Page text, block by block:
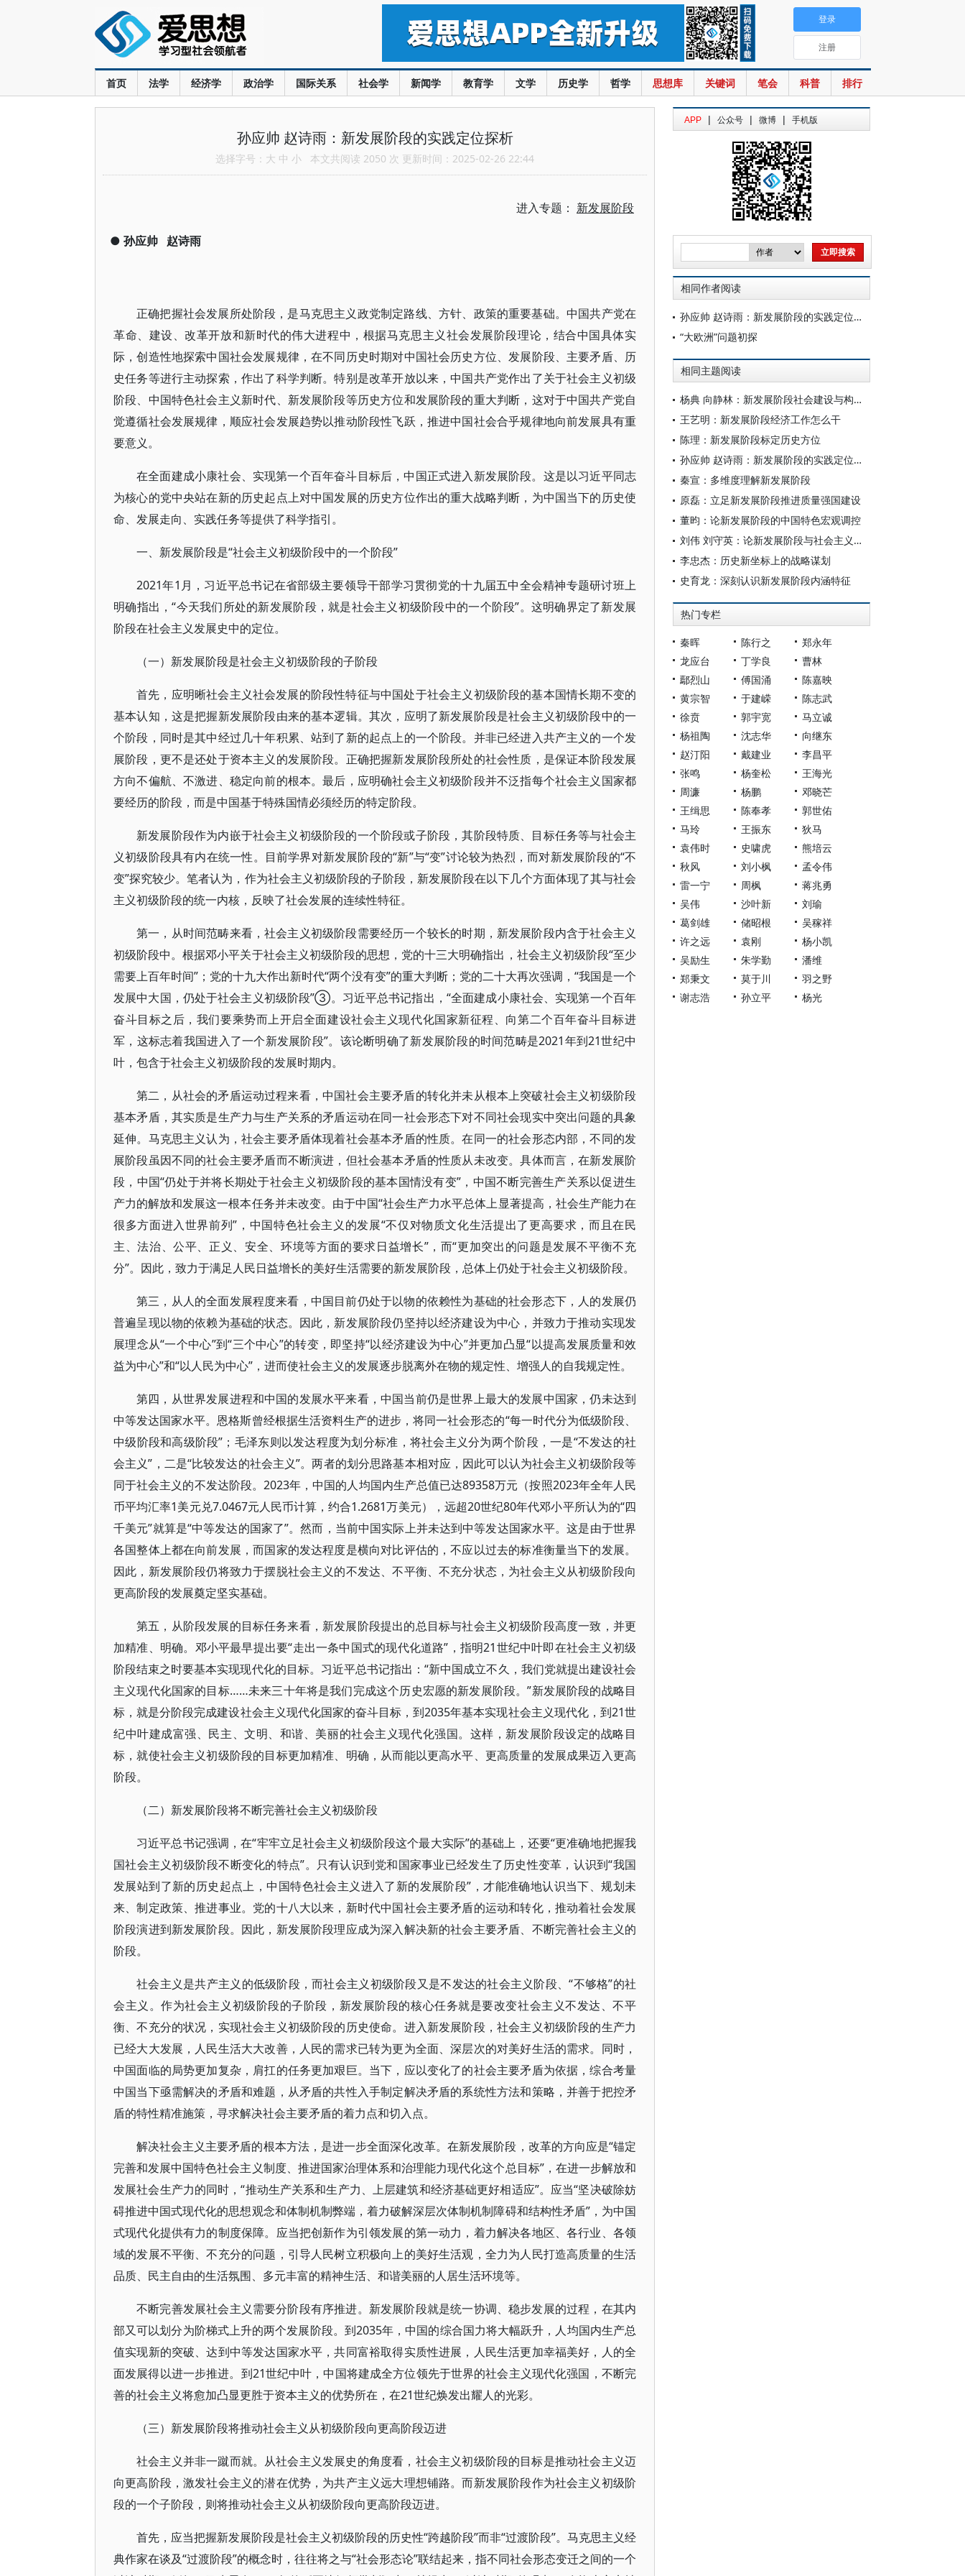
首页 法学 经济学 政治学 国际关系 社会学 新闻学 教育学 文学 历史学 哲学 思想库 关键词 笔会 科普 排行
登录
注册
孙应帅 赵诗雨：新发展阶段的实践定位探析
选择字号： 大 中 小 本文共阅读 2050 次 更新时间：2025-02-26 22:44
进入专题： 新发展阶段
● 孙应帅 赵诗雨
正确把握社会发展所处阶段，是马克思主义政党制定路线、方针、政策的重要基础。中国共产党在
革命、建设、改革开放和新时代的伟大进程中，根据马克思主义社会发展阶段理论，结合中国具体实
际，创造性地探索中国社会发展规律，在不同历史时期对中国社会历史方位、发展阶段、主要矛盾、历
史任务等进行主动探索，作出了科学判断。特别是改革开放以来，中国共产党作出了关于社会主义初级
阶段、中国特色社会主义新时代、新发展阶段等历史方位和发展阶段的重大判断，这对于中国共产党自
觉遵循社会发展规律，顺应社会发展趋势以推动阶段性飞跃，推进中国社会合乎规律地向前发展具有重
要意义。
在全面建成小康社会、实现第一个百年奋斗目标后，中国正式进入新发展阶段。这是以习近平同志
为核心的党中央站在新的历史起点上对中国发展的历史方位作出的重大战略判断，为中国当下的历史使
命、发展走向、实践任务等提供了科学指引。
一、新发展阶段是“社会主义初级阶段中的一个阶段”
2021年1月，习近平总书记在省部级主要领导干部学习贯彻党的十九届五中全会精神专题研讨班上
明确指出，“今天我们所处的新发展阶段，就是社会主义初级阶段中的一个阶段”。这明确界定了新发展
阶段在社会主义发展史中的定位。
（一）新发展阶段是社会主义初级阶段的子阶段
首先，应明晰社会主义社会发展的阶段性特征与中国处于社会主义初级阶段的基本国情长期不变的
基本认知，这是把握新发展阶段由来的基本逻辑。其次，应明了新发展阶段是社会主义初级阶段中的一
个阶段，同时是其中经过几十年积累、站到了新的起点上的一个阶段。并非已经进入共产主义的一个发
展阶段，更不是还处于资本主义的发展阶段。正确把握新发展阶段所处的社会性质，是保证本阶段发展
方向不偏航、不激进、稳定向前的根本。最后，应明确社会主义初级阶段并不泛指每个社会主义国家都
要经历的阶段，而是中国基于特殊国情必须经历的特定阶段。
新发展阶段作为内嵌于社会主义初级阶段的一个阶段或子阶段，其阶段特质、目标任务等与社会主
义初级阶段具有内在统一性。目前学界对新发展阶段的“新”与“变”讨论较为热烈，而对新发展阶段的“不
变”探究较少。笔者认为，作为社会主义初级阶段的子阶段，新发展阶段在以下几个方面体现了其与社会
主义初级阶段的统一内核，反映了社会发展的连续性特征。
第一，从时间范畴来看，社会主义初级阶段需要经历一个较长的时期，新发展阶段内含于社会主义
初级阶段中。根据邓小平关于社会主义初级阶段的思想，党的十三大明确指出，社会主义初级阶段“至少
需要上百年时间”；党的十九大作出新时代“两个没有变”的重大判断；党的二十大再次强调，“我国是一个
发展中大国，仍处于社会主义初级阶段”③。习近平总书记指出，“全面建成小康社会、实现第一个百年
奋斗目标之后，我们要乘势而上开启全面建设社会主义现代化国家新征程、向第二个百年奋斗目标进
军，这标志着我国进入了一个新发展阶段”。该论断明确了新发展阶段的时间范畴是2021年到21世纪中
叶，包含于社会主义初级阶段的发展时期内。
第二，从社会的矛盾运动过程来看，中国社会主要矛盾的转化并未从根本上突破社会主义初级阶段
基本矛盾，其实质是生产力与生产关系的矛盾运动在同一社会形态下对不同社会现实中突出问题的具象
延伸。马克思主义认为，社会主要矛盾体现着社会基本矛盾的性质。在同一的社会形态内部，不同的发
展阶段虽因不同的社会主要矛盾而不断演进，但社会基本矛盾的性质从未改变。具体而言，在新发展阶
段，中国“仍处于并将长期处于社会主义初级阶段的基本国情没有变”，中国不断完善生产关系以促进生
产力的解放和发展这一根本任务并未改变。由于中国“社会生产力水平总体上显著提高，社会生产能力在
很多方面进入世界前列”，中国特色社会主义的发展“不仅对物质文化生活提出了更高要求，而且在民
主、法治、公平、正义、安全、环境等方面的要求日益增长”，而“更加突出的问题是发展不平衡不充
分”。因此，致力于满足人民日益增长的美好生活需要的新发展阶段，总体上仍处于社会主义初级阶段。
第三，从人的全面发展程度来看，中国目前仍处于以物的依赖性为基础的社会形态下，人的发展仍
普遍呈现以物的依赖为基础的状态。因此，新发展阶段仍坚持以经济建设为中心，并致力于推动实现发
展理念从“一个中心”到“三个中心”的转变，即坚持“以经济建设为中心”并更加凸显“以提高发展质量和效
益为中心”和“以人民为中心”，进而使社会主义的发展逐步脱离外在物的规定性、增强人的自我规定性。
第四，从世界发展进程和中国的发展水平来看，中国当前仍是世界上最大的发展中国家，仍未达到
中等发达国家水平。恩格斯曾经根据生活资料生产的进步，将同一社会形态的“每一时代分为低级阶段、
中级阶段和高级阶段”；毛泽东则以发达程度为划分标准，将社会主义分为两个阶段，一是“不发达的社
会主义”，二是“比较发达的社会主义”。两者的划分思路基本相对应，因此可以认为社会主义初级阶段等
同于社会主义的不发达阶段。2023年，中国的人均国内生产总值已达89358万元（按照2023年全年人民
币平均汇率1美元兑7.0467元人民币计算，约合1.2681万美元），远超20世纪80年代邓小平所认为的“四
千美元”就算是“中等发达的国家了”。然而，当前中国实际上并未达到中等发达国家水平。这是由于世界
各国整体上都在向前发展，而国家的发达程度是横向对比评估的，不应以过去的标准衡量当下的发展。
因此，新发展阶段仍将致力于摆脱社会主义的不发达、不平衡、不充分状态，为社会主义从初级阶段向
更高阶段的发展奠定坚实基础。
第五，从阶段发展的目标任务来看，新发展阶段提出的总目标与社会主义初级阶段高度一致，并更
加精准、明确。邓小平最早提出要“走出一条中国式的现代化道路”，指明21世纪中叶即在社会主义初级
阶段结束之时要基本实现现代化的目标。习近平总书记指出：“新中国成立不久，我们党就提出建设社会
主义现代化国家的目标……未来三十年将是我们完成这个历史宏愿的新发展阶段。”新发展阶段的战略目
标，就是分阶段完成建设社会主义现代化国家的奋斗目标，到2035年基本实现社会主义现代化，到21世
纪中叶建成富强、民主、文明、和谐、美丽的社会主义现代化强国。这样，新发展阶段设定的战略目
标，就使社会主义初级阶段的目标更加精准、明确，从而能以更高水平、更高质量的发展成果迈入更高
阶段。
（二）新发展阶段将不断完善社会主义初级阶段
习近平总书记强调，在“牢牢立足社会主义初级阶段这个最大实际”的基础上，还要“更准确地把握我
国社会主义初级阶段不断变化的特点”。只有认识到党和国家事业已经发生了历史性变革，认识到“我国
发展站到了新的历史起点上，中国特色社会主义进入了新的发展阶段”，才能准确地认识当下、规划未
来、制定政策、推进事业。党的十八大以来，新时代中国社会主要矛盾的运动和转化，推动着社会发展
阶段演进到新发展阶段。因此，新发展阶段理应成为深入解决新的社会主要矛盾、不断完善社会主义的
阶段。
社会主义是共产主义的低级阶段，而社会主义初级阶段又是不发达的社会主义阶段、“不够格”的社
会主义。作为社会主义初级阶段的子阶段，新发展阶段的核心任务就是要改变社会主义不发达、不平
衡、不充分的状况，实现社会主义初级阶段的历史使命。进入新发展阶段，社会主义初级阶段的生产力
已经大大发展，人民生活大大改善，人民的需求已转为更为全面、深层次的对美好生活的需求。同时，
中国面临的局势更加复杂，肩扛的任务更加艰巨。当下，应以变化了的社会主要矛盾为依据，综合考量
中国当下亟需解决的矛盾和难题，从矛盾的共性入手制定解决矛盾的系统性方法和策略，并善于把控矛
盾的特性精准施策，寻求解决社会主要矛盾的着力点和切入点。
解决社会主义主要矛盾的根本方法，是进一步全面深化改革。在新发展阶段，改革的方向应是“锚定
完善和发展中国特色社会主义制度、推进国家治理体系和治理能力现代化这个总目标”，在进一步解放和
发展社会生产力的同时，“推动生产关系和生产力、上层建筑和经济基础更好相适应”。应当“坚决破除妨
碍推进中国式现代化的思想观念和体制机制弊端，着力破解深层次体制机制障碍和结构性矛盾”，为中国
式现代化提供有力的制度保障。应当把创新作为引领发展的第一动力，着力解决各地区、各行业、各领
域的发展不平衡、不充分的问题，引导人民树立积极向上的美好生活观，全力为人民打造高质量的生活
品质、民主自由的生活氛围、多元丰富的精神生活、和谐美丽的人居生活环境等。
不断完善发展社会主义需要分阶段有序推进。新发展阶段就是统一协调、稳步发展的过程，在其内
部又可以划分为阶梯式上升的两个发展阶段。到2035年，中国的综合国力将大幅跃升，人均国内生产总
值实现新的突破、达到中等发达国家水平，共同富裕取得实质性进展，人民生活更加幸福美好，人的全
面发展得以进一步推进。到21世纪中叶，中国将建成全方位领先于世界的社会主义现代化强国，不断完
善的社会主义将愈加凸显更胜于资本主义的优势所在，在21世纪焕发出耀人的光彩。
（三）新发展阶段将推动社会主义从初级阶段向更高阶段迈进
社会主义并非一蹴而就。从社会主义发展史的角度看，社会主义初级阶段的目标是推动社会主义迈
向更高阶段，激发社会主义的潜在优势，为共产主义远大理想铺路。而新发展阶段作为社会主义初级阶
段的一个子阶段，则将推动社会主义从初级阶段向更高阶段迈进。
首先，应当把握新发展阶段是社会主义初级阶段的历史性“跨越阶段”而非“过渡阶段”。马克思主义经
典作家在谈及“过渡阶段”的概念时，往往将之与“社会形态论”联结起来，指不同社会形态变迁之间的一个
APP | 公众号 | 微博 | 手机版
相同作者阅读
孙应帅 赵诗雨：新发展阶段的实践定位探析
“大欧洲”问题初探
相同主题阅读
杨典 向静林：新发展阶段社会建设与构建新发展格局
王艺明：新发展阶段经济工作怎么干
陈理：新发展阶段标定历史方位
孙应帅 赵诗雨：新发展阶段的实践定位探析
秦宣：多维度理解新发展阶段
原磊：立足新发展阶段推进质量强国建设
董昀：论新发展阶段的中国特色宏观调控
刘伟 刘守英：论新发展阶段与社会主义初级阶段
李忠杰：历史新坐标上的战略谋划
史育龙：深刻认识新发展阶段内涵特征
热门专栏
秦晖 陈行之
郑永年
龙应台
丁学良
曹林
鄢烈山
傅国涌
陈嘉映
黄宗智
于建嵘
陈志武
徐贲
郭宇宽
马立诚
杨祖陶
沈志华
向继东
赵汀阳
戴建业
李昌平
张鸣
杨奎松
王海光
周濂
杨鹏
邓晓芒
王缉思
陈奉孝
郭世佑
马玲
王振东
狄马
袁伟时
史啸虎
熊培云
秋风
刘小枫
孟令伟
雷一宁
周枫
蒋兆勇
吴伟
沙叶新
刘瑜
葛剑雄
储昭根
吴稼祥
许之远
袁刚
杨小凯
吴励生
朱学勤
潘维
郑秉文
莫于川
羽之野
谢志浩
孙立平 杨光